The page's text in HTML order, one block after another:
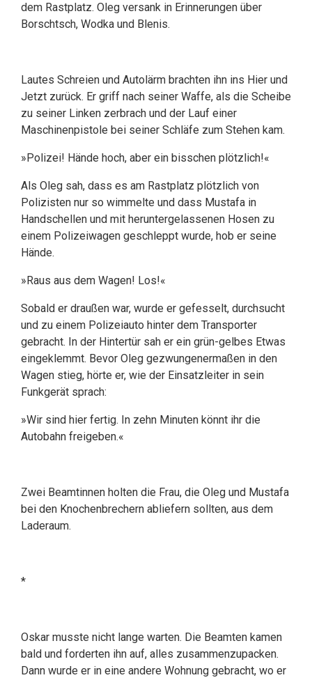
dem Rastplatz. Oleg versank in Erinnerungen über
Borschtsch, Wodka und Blenis.
Lautes Schreien und Autolärm brachten ihn ins Hier und
Jetzt zurück. Er griff nach seiner Waffe, als die Scheibe
zu seiner Linken zerbrach und der Lauf einer
Maschinenpistole bei seiner Schläfe zum Stehen kam.
»Polizei! Hände hoch, aber ein bisschen plötzlich!«
Als Oleg sah, dass es am Rastplatz plötzlich von
Polizisten nur so wimmelte und dass Mustafa in
Handschellen und mit heruntergelassenen Hosen zu
einem Polizeiwagen geschleppt wurde, hob er seine
Hände.
»Raus aus dem Wagen! Los!«
Sobald er draußen war, wurde er gefesselt, durchsucht
und zu einem Polizeiauto hinter dem Transporter
gebracht. In der Hintertür sah er ein grün-gelbes Etwas
eingeklemmt. Bevor Oleg gezwungenermaßen in den
Wagen stieg, hörte er, wie der Einsatzleiter in sein
Funkgerät sprach:
»Wir sind hier fertig. In zehn Minuten könnt ihr die
Autobahn freigeben.«
Zwei Beamtinnen holten die Frau, die Oleg und Mustafa
bei den Knochenbrechern abliefern sollten, aus dem
Laderaum.
*
Oskar musste nicht lange warten. Die Beamten kamen
bald und forderten ihn auf, alles zusammenzupacken.
Dann wurde er in eine andere Wohnung gebracht, wo er